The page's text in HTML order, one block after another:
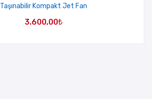
Taşınabilir Kompakt Jet Fan
3.600,00₺